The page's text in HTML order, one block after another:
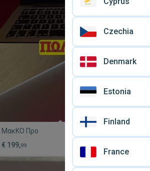
ΜακΚΟ Προ
€ 199,99
Czechia
Denmark
Estonia
Finland
France